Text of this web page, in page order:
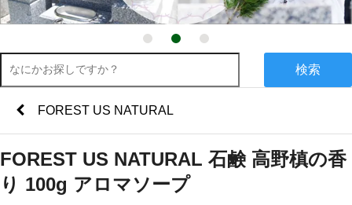
検索
FOREST US NATURAL
FOREST US NATURAL 石鹸 高野槙の香
り 100g アロマソープ